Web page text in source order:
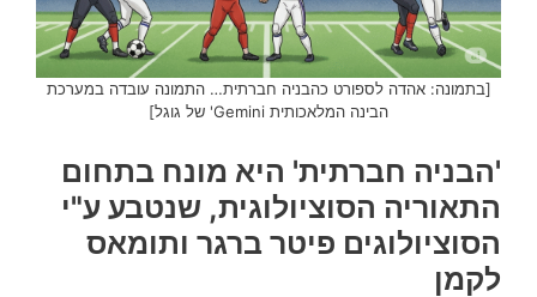
[בתמונה: אהדה לספורט כהבניה חברתית… התמונה עובדה במערכת
הבינה המלאכותית Gemini' של גוגל]
'הבניה חברתית' היא מונח בתחום
התאוריה הסוציולוגית, שנטבע ע"י
הסוציולוגים פיטר ברגר ותומאס
לקמן